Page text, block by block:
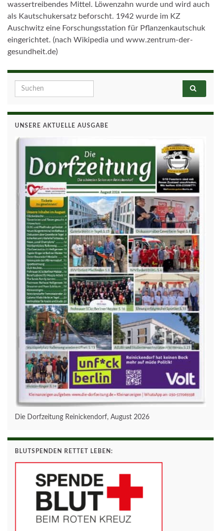
wassertreibendes Mittel. Löwenzahn wurde und wird auch
als Kautschukersatz beforscht. 1942 wurde im KZ
Auschwitz eine Forschungsstation für Pflanzenkautschuk
eingerichtet. (nach Wikipedia und www.zentrum-der-
gesundheit.de)
Search for:
UNSERE AKTUELLE AUSGABE
Die Dorfzeitung Reinickendorf, August 2026
BLUTSPENDEN RETTET LEBEN: